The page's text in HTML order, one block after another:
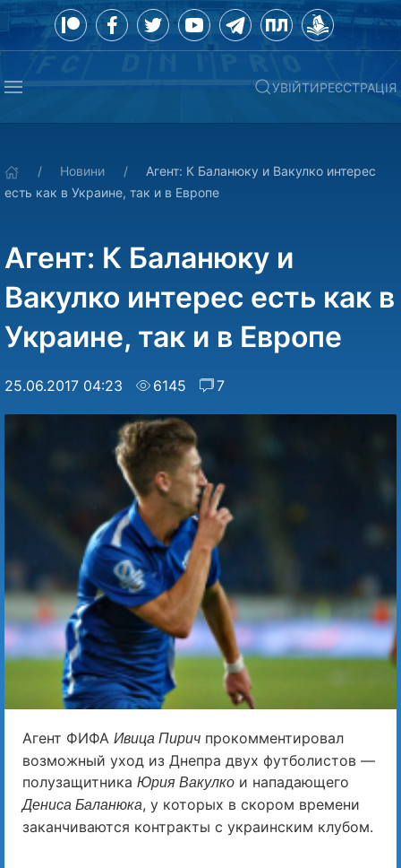
УВІЙТИРЕЄСТРАЦІЯ
Новини
Агент: К Баланюку и Вакулко интерес
есть как в Украине, так и в Европе
Агент: К Баланюку и
Вакулко интерес есть как в
Украине, так и в Европе
25.06.2017 04:23 6145 7
Агент ФИФА Ивица Пирич прокомментировал
возможный уход из Днепра двух футболистов —
полузащитника Юрия Вакулко и нападающего
Дениса Баланюка, у которых в скором времени
заканчиваются контракты с украинским клубом.